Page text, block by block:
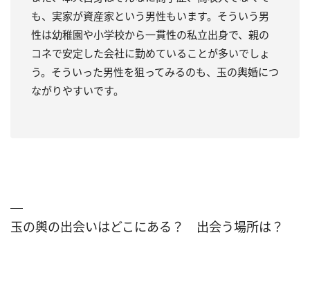
も、実家が資産家という男性もいます。そういう男
性は幼稚園や小学校から一貫性の私立出身で、親の
コネで安定した会社に勤めていることが多いでしょ
う。そういった男性を狙ってみるのも、玉の輿婚につ
ながりやすいです。
玉の輿の出会いはどこにある？ 出会う場所は？